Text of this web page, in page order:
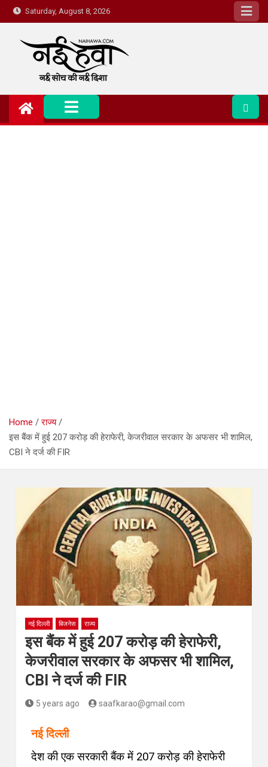
Saturday, August 8, 2026
Nai Hawa
Home
राज्य
इस बैंक में हुई 207 करोड़ की हेराफेरी, केजरीवाल सरकार के अफसर भी शामिल,
CBI ने दर्ज की FIR
नई दिल्ली बिजनेस राज्य
इस बैंक में हुई 207 करोड़ की हेराफेरी,
केजरीवाल सरकार के अफसर भी शामिल,
CBI ने दर्ज की FIR
5 years ago saafkarao@gmail.com
नई दिल्ली
देश की एक सरकारी बैंक में 207 करोड़ की हेराफेरी